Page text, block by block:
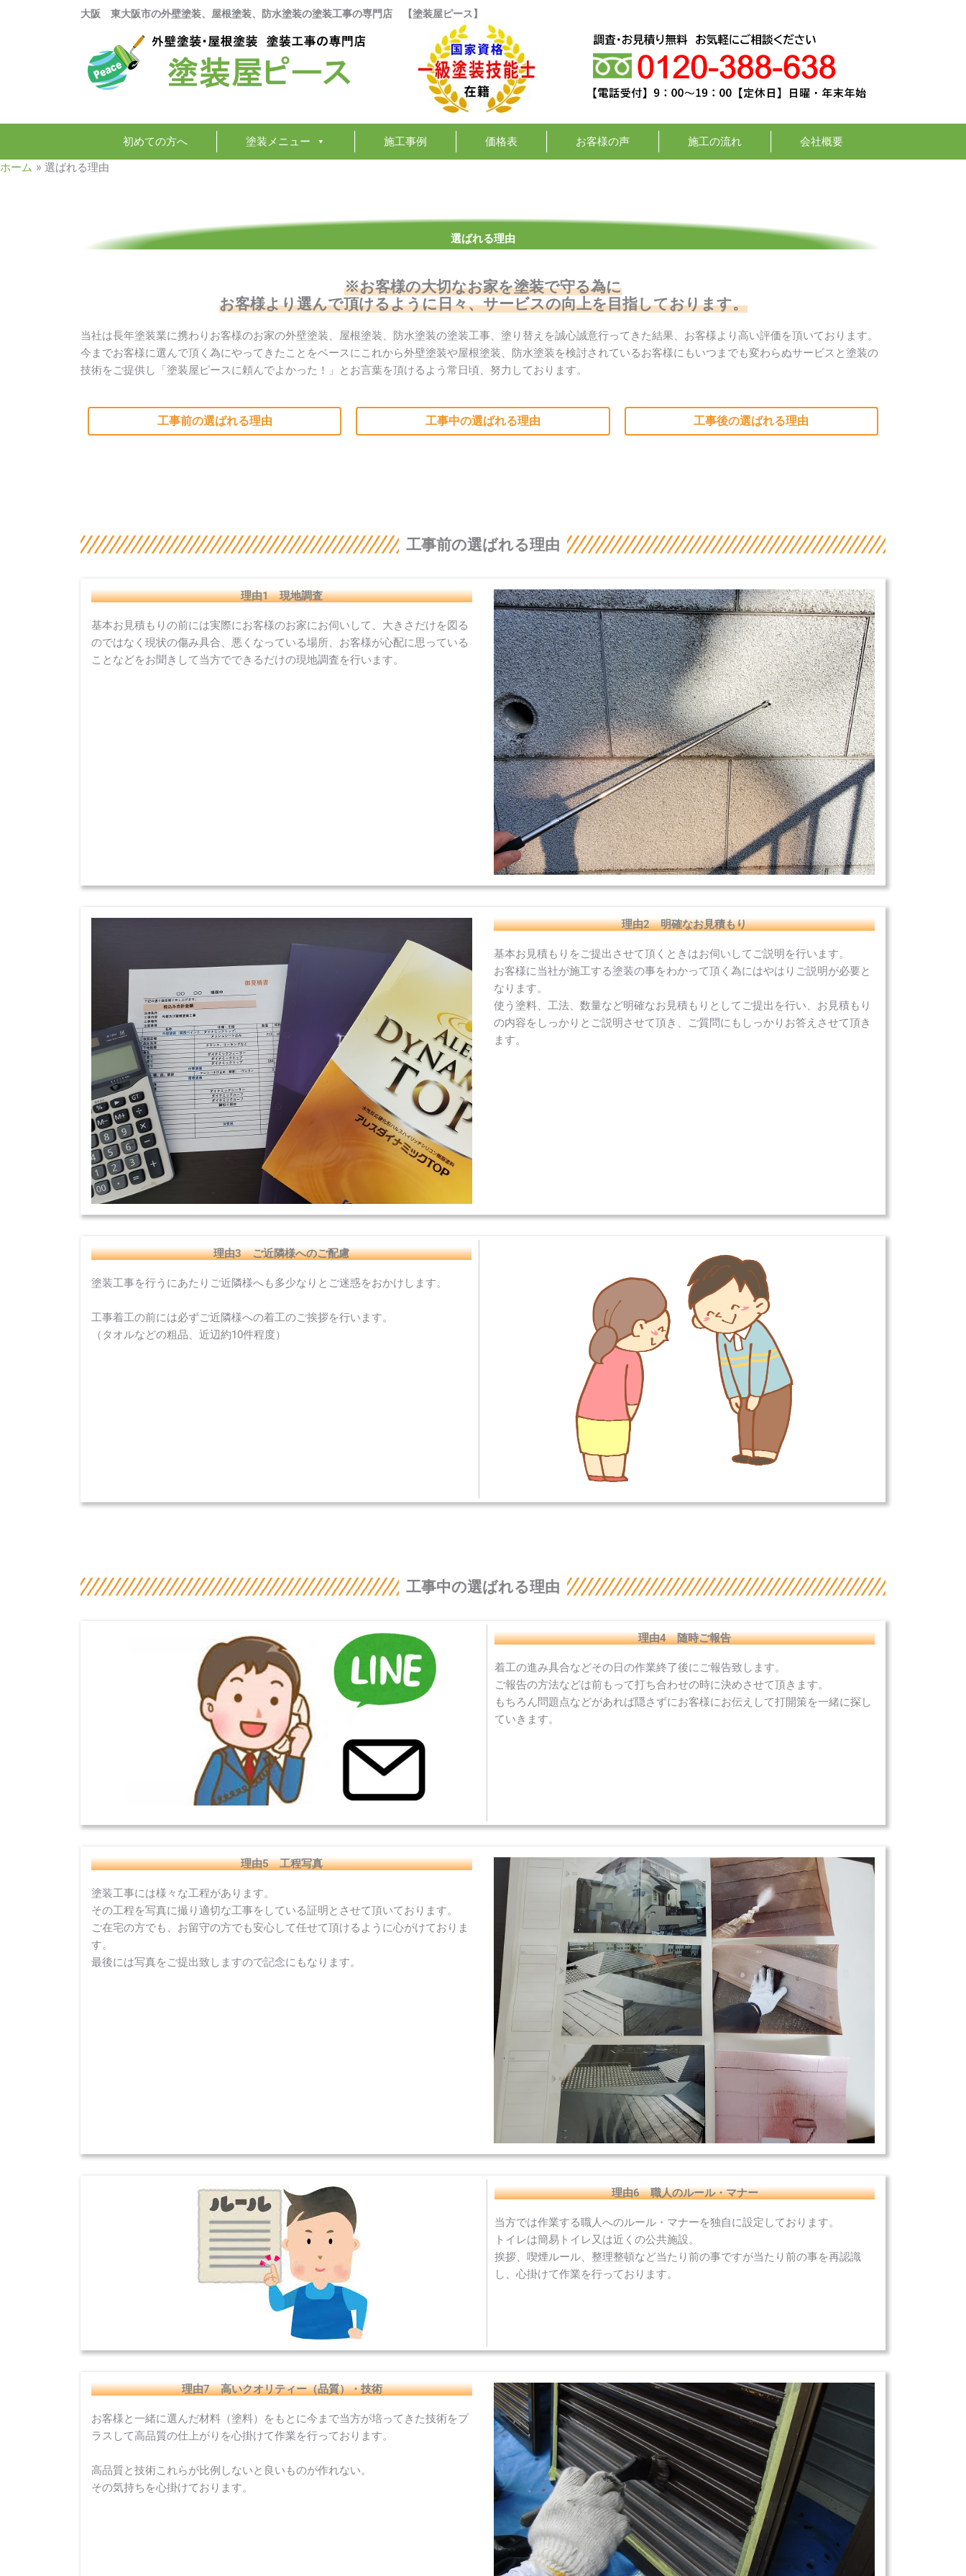
大阪 東大阪市の外壁塗装、屋根塗装、防水塗装の塗装工事の専門店 【塗装屋ピース】
初めての方へ 塗装メニュー 施工事例 価格表 お客様の声 施工の流れ
会社概要
ホーム
選ばれる理由
選ばれる理由
※お客様の大切なお家を塗装で守る為に
お客様より選んで頂けるように日々、サービスの向上を目指しております。
当社は長年塗装業に携わりお客様のお家の外壁塗装、屋根塗装、防水塗装の塗装工事、塗り替えを誠心誠意行ってきた結果、お客様より高い評価を頂いております。
今までお客様に選んで頂く為にやってきたことをベースにこれから外壁塗装や屋根塗装、防水塗装を検討されているお客様にもいつまでも変わらぬサービスと塗装の
技術をご提供し「塗装屋ピースに頼んでよかった！」とお言葉を頂けるよう常日頃、努力しております。
工事前の選ばれる理由 工事中の選ばれる理由 工事後の選ばれる理由
工事前の選ばれる理由
理由1 現地調査
基本お見積もりの前には実際にお客様のお家にお伺いして、大きさだけを図る
のではなく現状の傷み具合、悪くなっている場所、お客様が心配に思っている
ことなどをお聞きして当方でできるだけの現地調査を行います。
理由2 明確なお見積もり
基本お見積もりをご提出させて頂くときはお伺いしてご説明を行います。
お客様に当社が施工する塗装の事をわかって頂く為にはやはりご説明が必要と
なります。
使う塗料、工法、数量など明確なお見積もりとしてご提出を行い、お見積もり
の内容をしっかりとご説明させて頂き、ご質問にもしっかりお答えさせて頂き
ます。
理由3 ご近隣様へのご配慮
塗装工事を行うにあたりご近隣様へも多少なりとご迷惑をおかけします。
工事着工の前には必ずご近隣様への着工のご挨拶を行います。
（タオルなどの粗品、近辺約10件程度）
工事中の選ばれる理由
理由4 随時ご報告
着工の進み具合などその日の作業終了後にご報告致します。
ご報告の方法などは前もって打ち合わせの時に決めさせて頂きます。
もちろん問題点などがあれば隠さずにお客様にお伝えして打開策を一緒に探し
ていきます。
理由5 工程写真
塗装工事には様々な工程があります。
その工程を写真に撮り適切な工事をしている証明とさせて頂いております。
ご在宅の方でも、お留守の方でも安心して任せて頂けるように心がけておりま
す。
最後には写真をご提出致しますので記念にもなります。
理由6 職人のルール・マナー
当方では作業する職人へのルール・マナーを独自に設定しております。
トイレは簡易トイレ又は近くの公共施設。
挨拶、喫煙ルール、整理整頓など当たり前の事ですが当たり前の事を再認識
し、心掛けて作業を行っております。
理由7 高いクオリティー（品質）・技術
お客様と一緒に選んだ材料（塗料）をもとに今まで当方が培ってきた技術をプ
ラスして高品質の仕上がりを心掛けて作業を行っております。
高品質と技術これらが比例しないと良いものが作れない。
その気持ちを心掛けております。